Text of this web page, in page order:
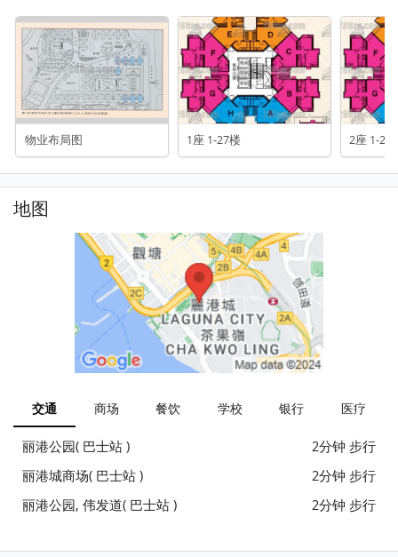
物业布局图 1座 1-27楼 2座 1-27
地图
交通 商场 餐饮 学校 银行 医疗
丽港公园( 巴士站 )
2分钟 步行
丽港城商场( 巴士站 )
2分钟 步行
丽港公园, 伟发道( 巴士站 )
2分钟 步行